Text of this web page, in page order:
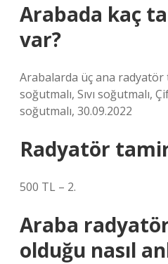
Arabada kaç
var?
Arabalarda üç ana radyatör
soğutmalı, Sıvı soğutmalı,
soğutmalı, 30.09.2022
Radyatör
500 TL – 2.
Araba
olduğu nasıl